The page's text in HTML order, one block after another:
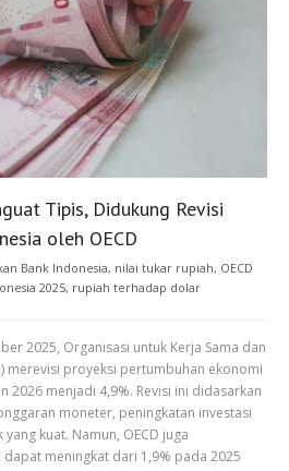
Tipis, Didukung Revisi
oleh OECD
Bank Indonesia, nilai tukar rupiah, OECD
2025, rupiah terhadap dolar
2025, Organisasi untuk Kerja Sama dan
merevisi proyeksi pertumbuhan ekonomi
2026 menjadi 4,9%. Revisi ini didasarkan
moneter, peningkatan investasi
kuat. Namun, OECD juga
meningkat dari 1,9% pada 2025